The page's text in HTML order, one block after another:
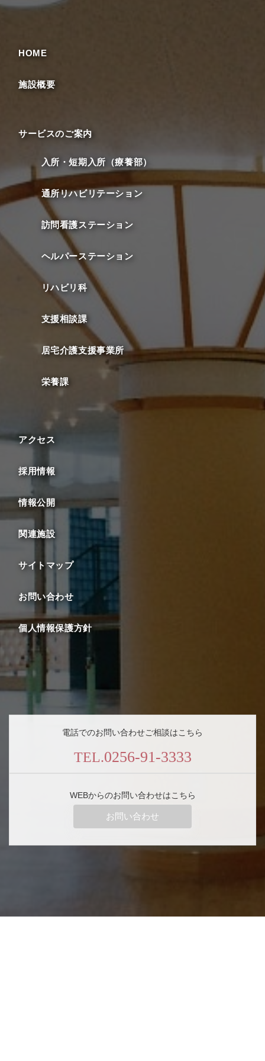
HOME
施設概要
サービスのご案内
入所・短期入所（療養部）
通所リハビリテーション
訪問看護ステーション
ヘルパーステーション
リハビリ科
支援相談課
居宅介護支援事業所
栄養課
アクセス
採用情報
情報公開
関連施設
サイトマップ
お問い合わせ
個人情報保護方針
電話でのお問い合わせご相談はこちら
TEL.0256-91-3333
WEBからのお問い合わせはこちら
お問い合わせ